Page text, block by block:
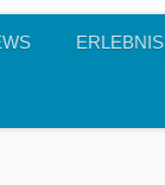
ERLEBNIS